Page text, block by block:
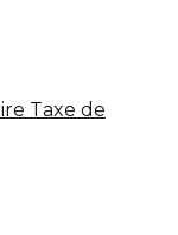
Taxe de